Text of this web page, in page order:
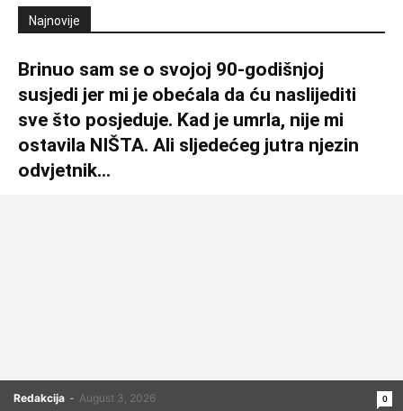
Najnovije
Brinuo sam se o svojoj 90-godišnjoj
susjedi jer mi je obećala da ću naslijediti
sve što posjeduje. Kad je umrla, nije mi
ostavila NIŠTA. Ali sljedećeg jutra njezin
odvjetnik...
Redakcija - August 3, 2026 0